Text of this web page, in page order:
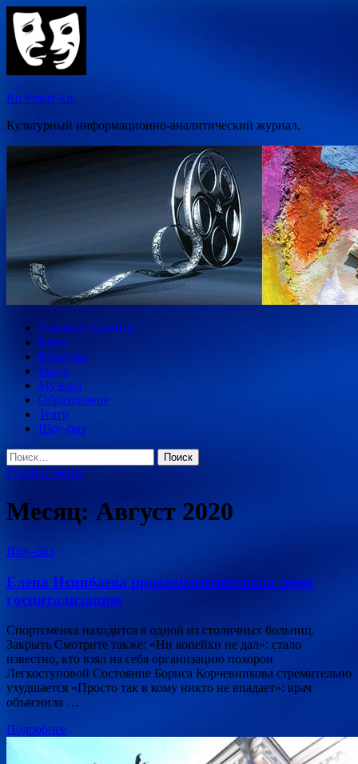
Перейти
содержимому
Ru Smart Art.
Культурный информационно-аналитический журнал.
Главная страница
Кино
Культура
Мода
Музыка
Образование
Театр
Шоу-биз
Найти:
Главное меню
Месяц: Август 2020
Шоу-биз
Елена Исинбаева прокомментировала свою
госпитализацию
Спортсменка находится в одной из столичных больниц.
Закрыть Смотрите также: «Ни копейки не дал»: стало
известно, кто взял на себя организацию похорон
Легкоступовой Состояние Бориса Корчевникова стремительно
ухудшается «Просто так в кому никто не впадает»: врач
объяснила …
Подробнее